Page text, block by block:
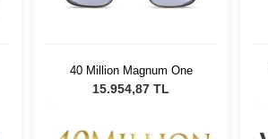
40 Million Magnum One
15.954,87 TL